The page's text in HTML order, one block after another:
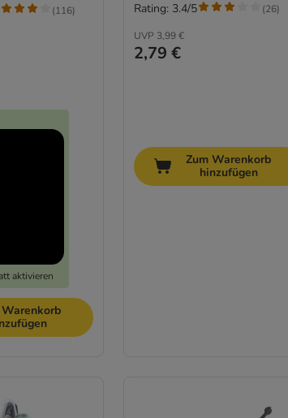
aktivieren
(116)
UVP 3,99 €
2,79 €
Rating: 3.4/5 (26)
Zum Warenkorb
hinzufügen